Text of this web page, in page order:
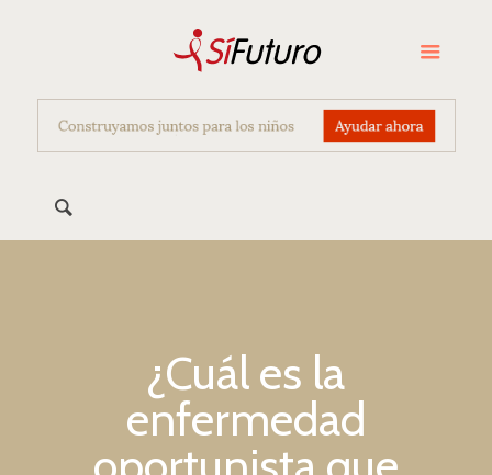
¿Cuál es la
enfermedad